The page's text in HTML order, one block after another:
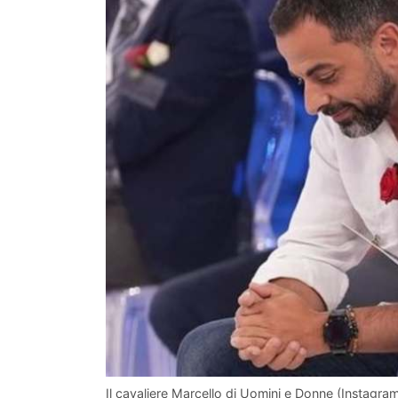
Il cavaliere Marcello di Uomini e Donne